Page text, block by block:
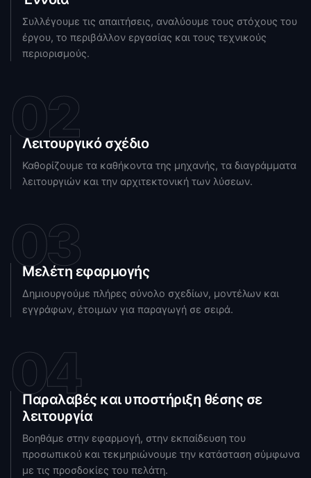
Συλλέγουμε τις απαιτήσεις, αναλύουμε τους στόχους του
έργου, το περιβάλλον εργασίας και τους τεχνικούς
περιορισμούς.
02
Λειτουργικό σχέδιο
Καθορίζουμε τα καθήκοντα της μηχανής, τα διαγράμματα
λειτουργιών και την αρχιτεκτονική των λύσεων.
03
Μελέτη εφαρμογής
Δημιουργούμε πλήρες σύνολο σχεδίων, μοντέλων και
εγγράφων, έτοιμων για παραγωγή σε σειρά.
04
Παραλαβές και υποστήριξη θέσης σε
λειτουργία
Βοηθάμε στην εφαρμογή, στην εκπαίδευση του
προσωπικού και τεκμηριώνουμε την κατάσταση σύμφωνα
με τις προσδοκίες του πελάτη.